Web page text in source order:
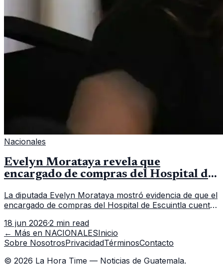
Nacionales
Evelyn Morataya revela que
encargado de compras del Hospital de
La diputada Evelyn Morataya mostró evidencia de que el
encargado de compras del Hospital de Escuintla cuenta
capacitación en la capital.
18 jun 2026·2 min read
← Más en NACIONALESInicio
Sobre NosotrosPrivacidadTérminosContacto
© 2026 La Hora Time — Noticias de Guatemala.